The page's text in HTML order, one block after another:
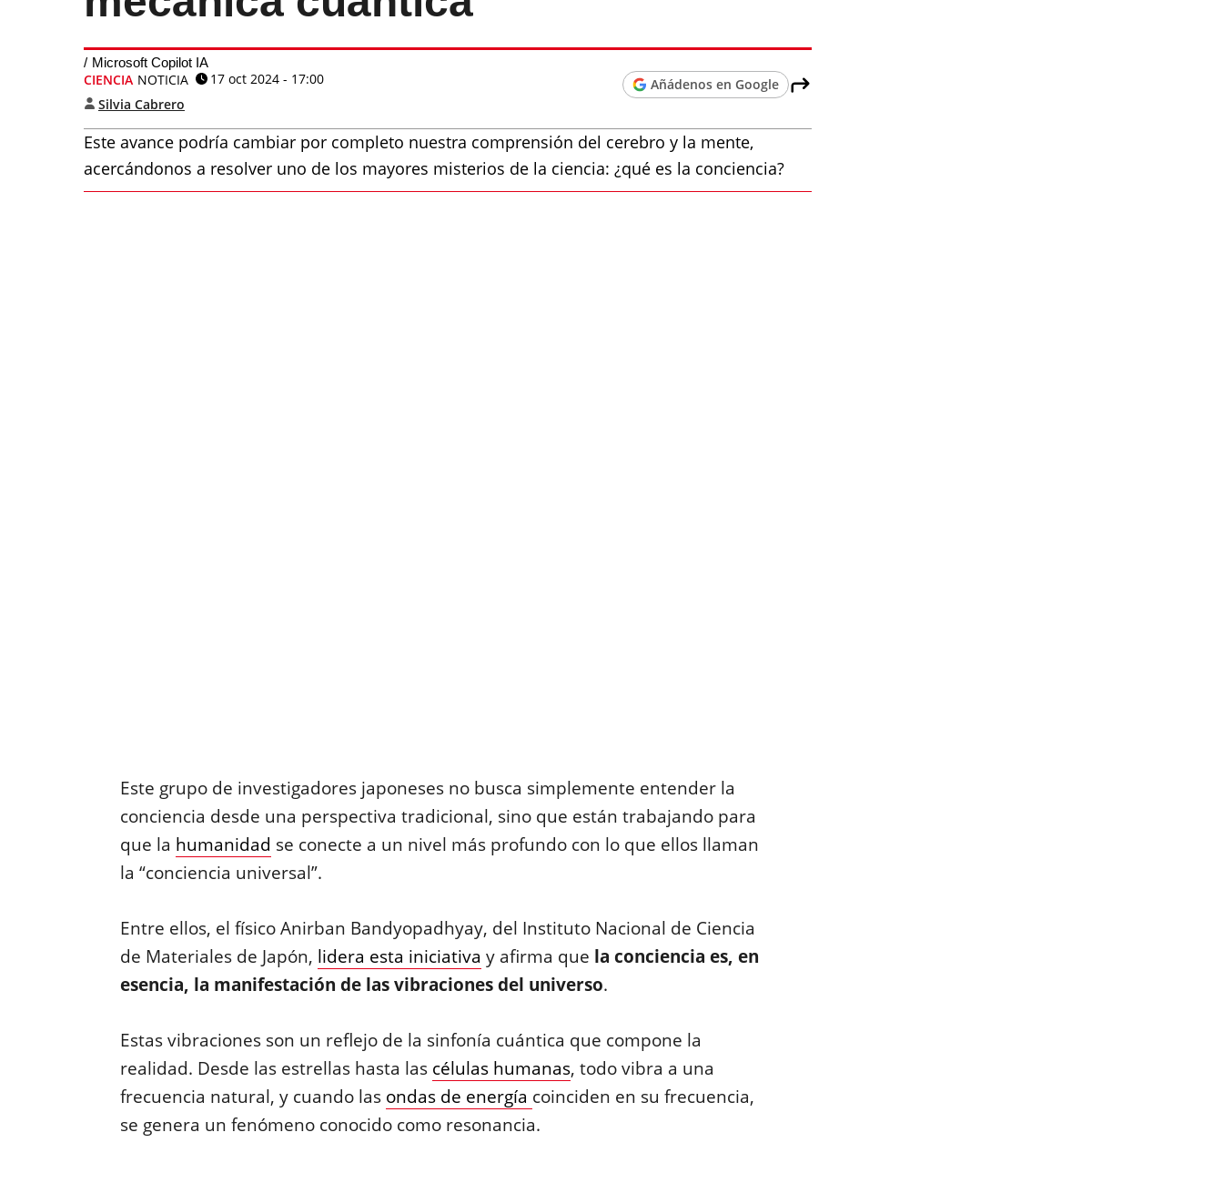
Microsoft Copilot IA
CIENCIA NOTICIA
17 oct 2024 - 17:00
Silvia Cabrero
Añádenos en Google
Este avance podría cambiar por completo nuestra comprensión del cerebro y la mente,
acercándonos a resolver uno de los mayores misterios de la ciencia: ¿qué es la conciencia?
Este grupo de investigadores japoneses no busca simplemente entender la
conciencia desde una perspectiva tradicional, sino que están trabajando para
que la humanidad se conecte a un nivel más profundo con lo que ellos llaman
la “conciencia universal”.
Entre ellos, el físico Anirban Bandyopadhyay, del Instituto Nacional de Ciencia
de Materiales de Japón, lidera esta iniciativa y afirma que la conciencia es, en
esencia, la manifestación de las vibraciones del universo.
Estas vibraciones son un reflejo de la sinfonía cuántica que compone la
realidad. Desde las estrellas hasta las células humanas, todo vibra a una
frecuencia natural, y cuando las ondas de energía coinciden en su frecuencia,
se genera un fenómeno conocido como resonancia.